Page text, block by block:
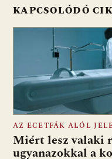
KAPCSOLÓDÓ
AZ ECETFÁK ALÓL
Miért lesz valaki
ugyanazokkal a